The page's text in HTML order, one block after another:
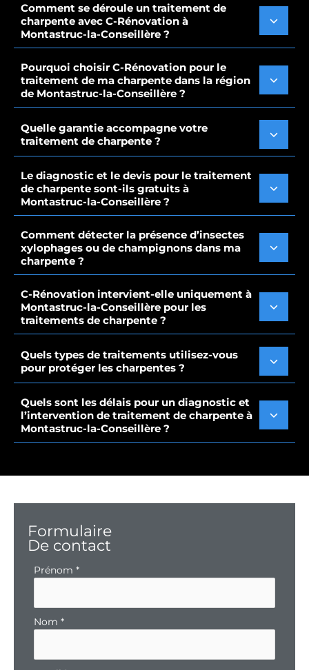
Comment se déroule un traitement de
charpente avec C-Rénovation à
Montastruc-la-Conseillère ?
Pourquoi choisir C-Rénovation pour le
traitement de ma charpente dans la région
de Montastruc-la-Conseillère ?
Quelle garantie accompagne votre
traitement de charpente ?
Le diagnostic et le devis pour le traitement
de charpente sont-ils gratuits à
Montastruc-la-Conseillère ?
Comment détecter la présence d’insectes
xylophages ou de champignons dans ma
charpente ?
C-Rénovation intervient-elle uniquement à
Montastruc-la-Conseillère pour les
traitements de charpente ?
Quels types de traitements utilisez-vous
pour protéger les charpentes ?
Quels sont les délais pour un diagnostic et
l’intervention de traitement de charpente à
Montastruc-la-Conseillère ?
Formulaire
De contact
Formulaire
Prénom *
Nom *